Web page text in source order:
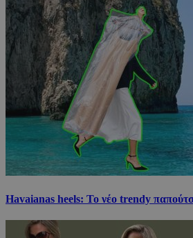
Havaianas heels: Το νέο trendy